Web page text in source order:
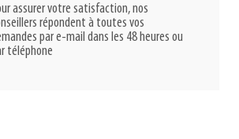
assurer votre satisfaction, nos
répondent à toutes vos
par e-mail dans les 48 heures ou
téléphone